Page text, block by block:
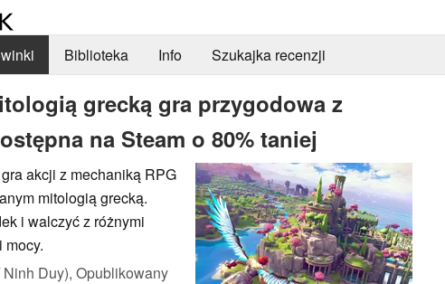
Biblioteka Info Szukajka recenzji
grecką gra przygodowa z
na Steam o 80% taniej
akcji z mechaniką RPG
mitologią grecką.
i walczyć z różnymi
mocy.
Duy), Opublikowany